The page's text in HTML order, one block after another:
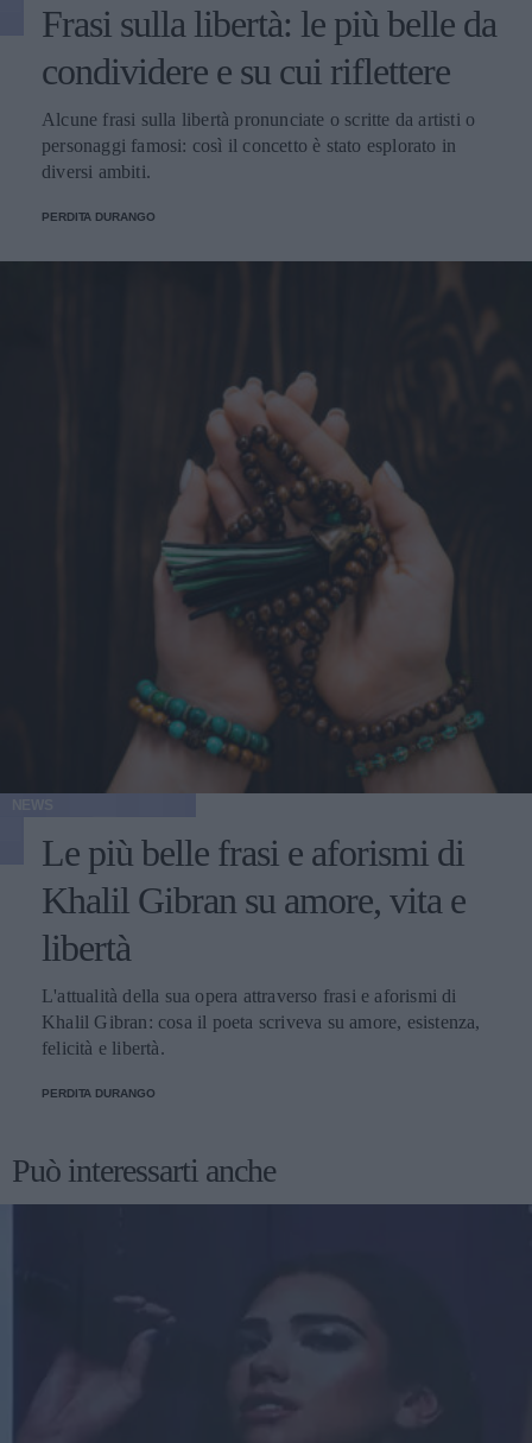
Frasi sulla libertà: le più belle da
condividere e su cui riflettere
Alcune frasi sulla libertà pronunciate o scritte da artisti o
personaggi famosi: così il concetto è stato esplorato in
diversi ambiti.
PERDITA DURANGO
Le più belle frasi e aforismi di
Khalil Gibran su amore, vita e
libertà
L'attualità della sua opera attraverso frasi e aforismi di
Khalil Gibran: cosa il poeta scriveva su amore, esistenza,
felicità e libertà.
PERDITA DURANGO
Può interessarti anche